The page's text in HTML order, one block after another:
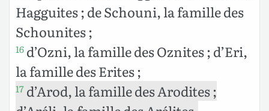
Hagguites ; de Schouni, la famille des
Schounites ;
16 d’Ozni, la famille des Oznites ; d’Eri,
la famille des Erites ;
17 d’Arod, la famille des Arodites ;